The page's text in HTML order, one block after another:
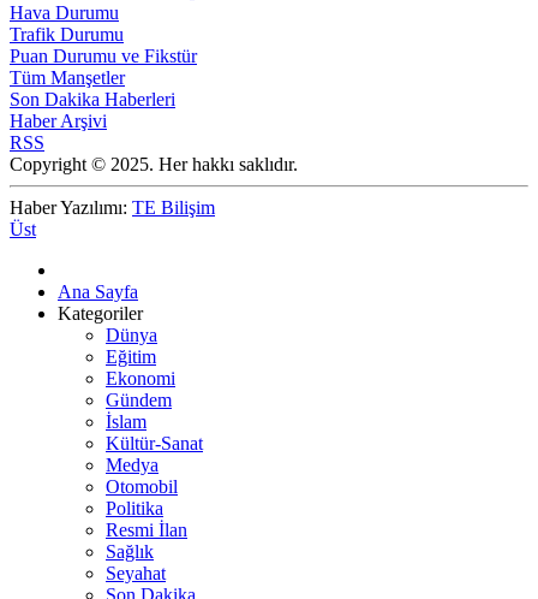
Hava Durumu
Trafik Durumu
Puan Durumu ve Fikstür
Tüm Manşetler
Son Dakika Haberleri
Haber Arşivi
RSS
Copyright © 2025. Her hakkı saklıdır.
Haber Yazılımı: TE Bilişim
Üst
Ana Sayfa
Kategoriler
Dünya
Eğitim
Ekonomi
Gündem
İslam
Kültür-Sanat
Medya
Otomobil
Politika
Resmi İlan
Sağlık
Seyahat
Son Dakika